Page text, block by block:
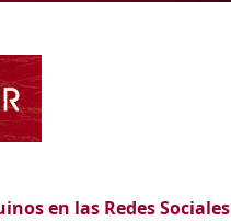
en las Redes Sociales